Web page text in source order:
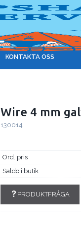
KONTAKTA OSS
Wire 4 mm
130014
Ord. pris
Saldo i butik
PRODUKTFRÅGA